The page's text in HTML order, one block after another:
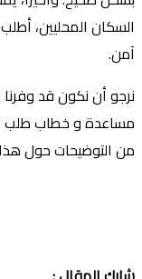
السكان المحليين،
آمن.
نرجو أن نكون قد
مساعدة و خطاب طلب
من التوضيحات حول